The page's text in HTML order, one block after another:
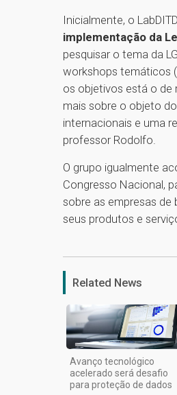
Inicialmente, o
implementação da
pesquisar o tema da
workshops temáticos
os objetivos está o de
mais sobre o objeto
internacionais e uma
professor Rodolfo.
O grupo igualmente
Congresso Nacional,
sobre as empresas
seus produtos e
Related News
Avanço tecnológico
acelerado será desafio
para proteção de dados